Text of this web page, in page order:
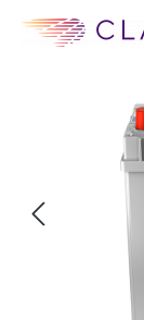
Bildergalerie